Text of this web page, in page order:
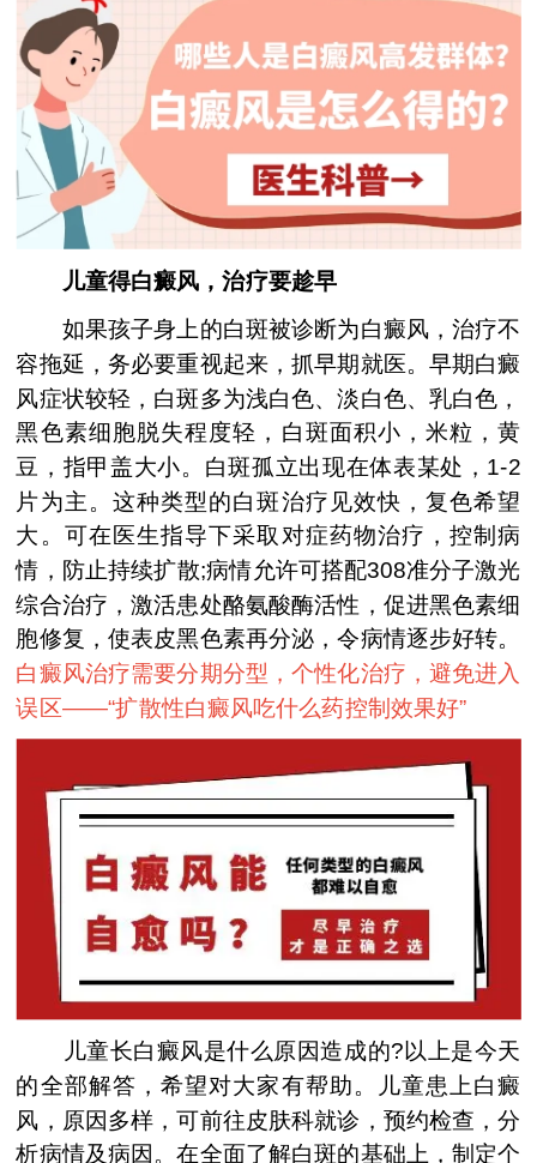
儿童得白癜风，治疗要趁早
如果孩子身上的白斑被诊断为白癜风，治疗不
容拖延，务必要重视起来，抓早期就医。早期白癜
风症状较轻，白斑多为浅白色、淡白色、乳白色，
黑色素细胞脱失程度轻，白斑面积小，米粒，黄
豆，指甲盖大小。白斑孤立出现在体表某处，1-2
片为主。这种类型的白斑治疗见效快，复色希望
大。可在医生指导下采取对症药物治疗，控制病
情，防止持续扩散;病情允许可搭配308准分子激光
综合治疗，激活患处酪氨酸酶活性，促进黑色素细
胞修复，使表皮黑色素再分泌，令病情逐步好转。
白癜风治疗需要分期分型，个性化治疗，避免进入
误区——“扩散性白癜风吃什么药控制效果好”
儿童长白癜风是什么原因造成的?以上是今天
的全部解答，希望对大家有帮助。儿童患上白癜
风，原因多样，可前往皮肤科就诊，预约检查，分
析病情及病因。在全面了解白斑的基础上，制定个